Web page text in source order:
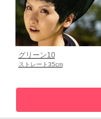
グリーン10
ストレート35cm